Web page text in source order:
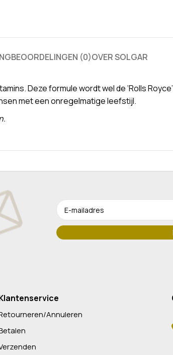
BEOORDELINGEN (0)OVER SOLGAR
Deze formule wordt wel de ‘Rolls
met een onregelmatige leefstijl.
Annuleren